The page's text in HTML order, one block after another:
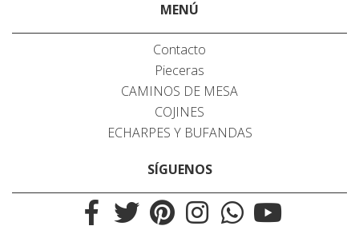
MENÚ
Contacto
Pieceras
CAMINOS DE MESA
COJINES
ECHARPES Y BUFANDAS
SÍGUENOS